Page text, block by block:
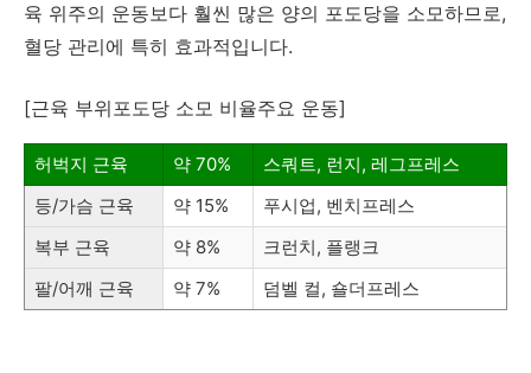
육 위주의 운동보다 훨씬 많은 양의 포도당을 소모하므로,
혈당 관리에 특히 효과적입니다.
[근육 부위포도당 소모 비율주요 운동]
허벅지 근육 약 70%
스쿼트, 런지, 레그프레스
등/가슴 근육
약 15%
푸시업, 벤치프레스
복부 근육
약 8%
크런치, 플랭크
팔/어깨 근육
약 7% 덤벨 컬, 숄더프레스